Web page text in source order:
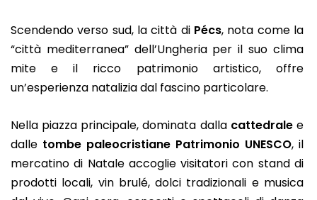
Scendendo verso sud, la città di Pécs, nota come la
“città mediterranea” dell’Ungheria per il suo clima
mite e il ricco patrimonio artistico, offre
un’esperienza natalizia dal fascino particolare.
Nella piazza principale, dominata dalla cattedralee
dalle tombe paleocristiane Patrimonio UNESCO, il
mercatino di Natale accoglie visitatori con stand di
prodotti locali, vin brulé, dolci tradizionali e musica